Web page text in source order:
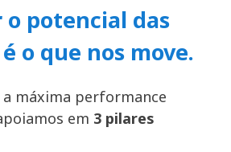
o potencial das
o que nos move.
máxima performance
em 3 pilares